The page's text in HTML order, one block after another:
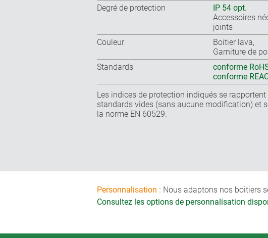
Degré de protection
IP 54 opt.
Accessoires
joints
Couleur
Boitier lava,
Garniture de
Standards
conforme
conforme
Les indices de protection indiqués se
standards vides (sans aucune modification) et
la norme EN 60529.
Personnalisation : Nous adaptons nos boitiers
Consultez les options de personnalisation